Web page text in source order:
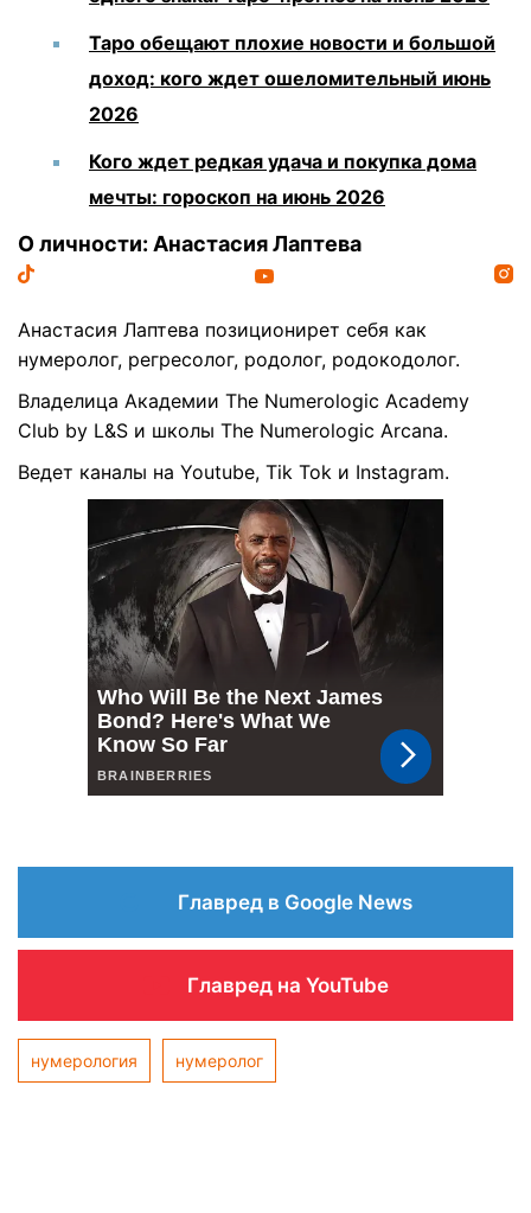
Таро обещают плохие новости и большой
доход: кого ждет ошеломительный июнь
2026
Кого ждет редкая удача и покупка дома
мечты: гороскоп на июнь 2026
О личности: Анастасия Лаптева
Анастасия Лаптева позиционирет себя как
нумеролог, регресолог, родолог, родокодолог.
Владелица Академии The Numerologic Academy
Club by L&S и школы The Numerologic Arcana.
Ведет каналы на Youtube, Tik Tok и Instagram.
Главред в Google News
Главред на YouTube
нумерология нумеролог